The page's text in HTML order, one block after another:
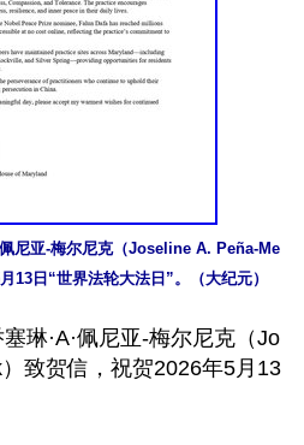
尼亚-梅尔尼克（Joseline A. Peña-Me
13日“世界法轮大法日”。（大纪元）
琳·A·佩尼亚-梅尔尼克（Jo
致贺信，祝贺2026年5月13